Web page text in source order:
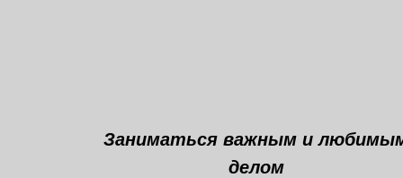
Заниматься важным и
делом